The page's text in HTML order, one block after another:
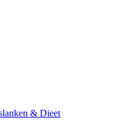
& Dieet